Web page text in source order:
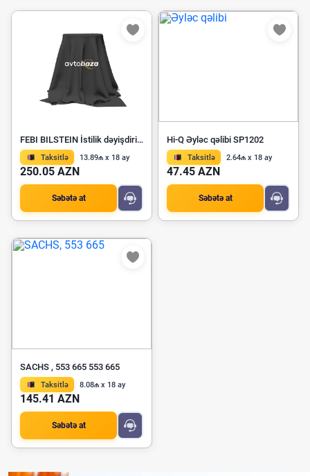
FEBI BILSTEIN İstilik dəyişdiricisi olan yağ filtri korpusu 183582
Taksitlə 13.89₼ x 18 ay
250.05 AZN
Səbətə at
Hi-Q Əyləc qəlibi SP1202
Taksitlə 2.64₼ x 18 ay
47.45 AZN
Səbətə at
SACHS , 553 665 553 665
Taksitlə 8.08₼ x 18 ay
145.41 AZN
Səbətə at